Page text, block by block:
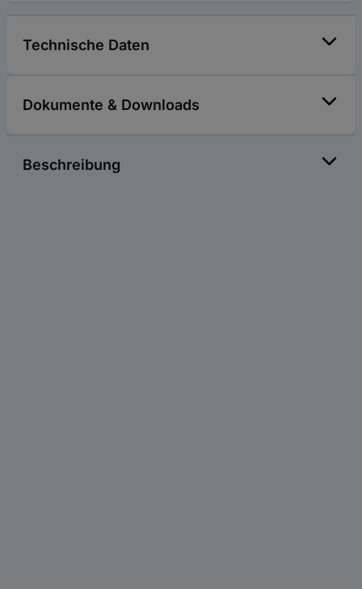
Technische Daten
Dokumente & Downloads
Beschreibung